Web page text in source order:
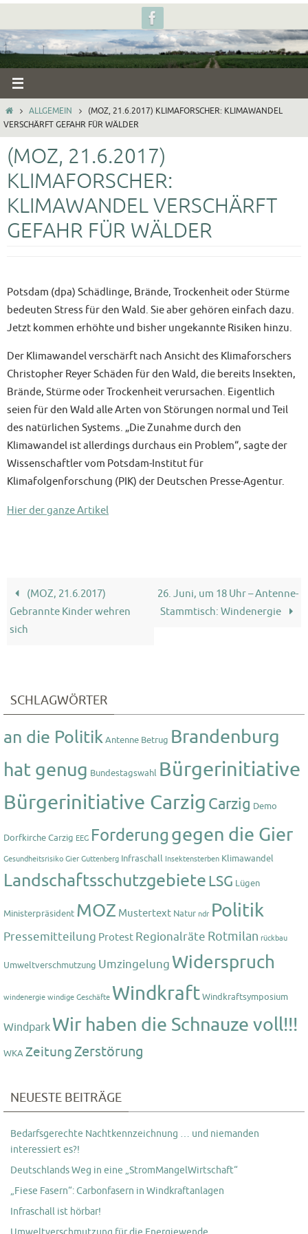
Inhalt
springen
STARTALLGEMEIN
(MOZ, 21.6.2017) KLIMAFORSCHER: KLIMAWANDEL
VERSCHÄRFT GEFAHR FÜR WÄLDER
(MOZ, 21.6.2017)
KLIMAFORSCHER:
KLIMAWANDEL VERSCHÄRFT
GEFAHR FÜR WÄLDER
Potsdam (dpa) Schädlinge, Brände, Trockenheit oder Stürme
bedeuten Stress für den Wald. Sie aber gehören einfach dazu.
Jetzt kommen erhöhte und bisher ungekannte Risiken hinzu.
Der Klimawandel verschärft nach Ansicht des Klimaforschers
Christopher Reyer Schäden für den Wald, die bereits Insekten,
Brände, Stürme oder Trockenheit verursachen. Eigentlich
seien für den Wald alle Arten von Störungen normal und Teil
des natürlichen Systems. „Die Zunahme durch den
Klimawandel ist allerdings durchaus ein Problem“, sagte der
Wissenschaftler vom Potsdam-Institut für
Klimafolgenforschung (PIK) der Deutschen Presse-Agentur.
Hier der ganze Artikel
(MOZ, 21.6.2017)
Gebrannte Kinder wehren
sich
26. Juni, um 18 Uhr – Antenne-
Stammtisch: Windenergie
SCHLAGWÖRTER
an die PolitikAntenne Betrug Brandenburg
hat genug Bundestagswahl Bürgerinitiative
Bürgerinitiative Carzig Carzig Demo
Dorfkirche Carzig EEG Forderung gegen die Gier
Gesundheitsrisiko Gier Guttenberg Infraschall Insektensterben Klimawandel
LandschaftsschutzgebieteLSG Lügen
Ministerpräsident MOZ Mustertext Natur ndr Politik
Pressemitteilung Protest Regionalräte Rotmilan rückbau
Umweltverschmutzung UmzingelungWiderspruch
windenergie windige Geschäfte WindkraftWindkraftsymposium
WindparkWir haben die Schnauze voll!!!
WKAZeitungZerstörung
NEUESTE BEITRÄGE
Bedarfsgerechte Nachtkennzeichnung … und niemanden
interessiert es?!
Deutschlands Weg in eine „StromMangelWirtschaft“
„Fiese Fasern“: Carbonfasern in Windkraftanlagen
Infraschall ist hörbar!